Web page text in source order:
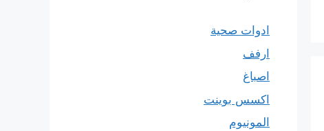
ادوات صحية
ارفف
اصباغ
اكسس بوينت
المونيوم